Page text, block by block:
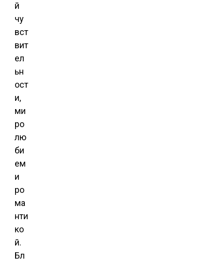
й
чу
вст
вит
ел
ьн
ост
и,
ми
ро
лю
би
ем
и
ро
ма
нти
ко
й.
Бл